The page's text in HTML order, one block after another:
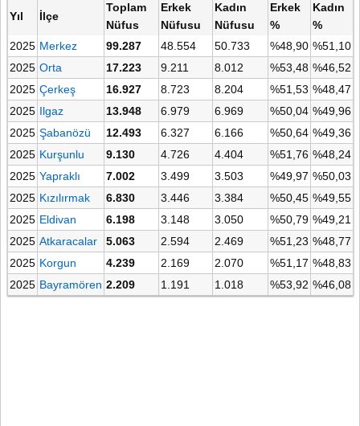
Yıl İlçe
Toplam
Nüfus
Erkek
Nüfusu
Kadın
Nüfusu
Erkek
%
Kadın
%
2025 Merkez 99.287 48.554 50.733 %48,90 %51,10
2025 Orta 17.223 9.211 8.012 %53,48 %46,52
2025 Çerkeş 16.927 8.723 8.204 %51,53 %48,47
2025 Ilgaz 13.948 6.979 6.969 %50,04 %49,96
2025 Şabanözü 12.493 6.327 6.166 %50,64 %49,36
2025 Kurşunlu 9.130 4.726 4.404 %51,76 %48,24
2025 Yapraklı 7.002 3.499 3.503 %49,97 %50,03
2025 Kızılırmak 6.830 3.446 3.384 %50,45 %49,55
2025 Eldivan 6.198 3.148 3.050 %50,79 %49,21
2025 Atkaracalar 5.063 2.594 2.469 %51,23 %48,77
2025 Korgun 4.239 2.169 2.070 %51,17 %48,83
2025 Bayramören 2.209 1.191 1.018 %53,92 %46,08